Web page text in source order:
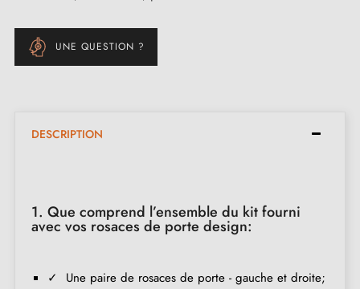
UNE QUESTION ?
DESCRIPTION
1. Que comprend l’ensemble du kit fourni
avec vos rosaces de porte design:
✓ Une paire de rosaces de porte - gauche et droite;